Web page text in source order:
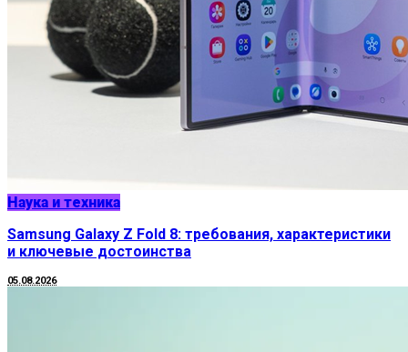
Наука и техника
Samsung Galaxy Z Fold 8: требования, характеристики
и ключевые достоинства
05.08.2026